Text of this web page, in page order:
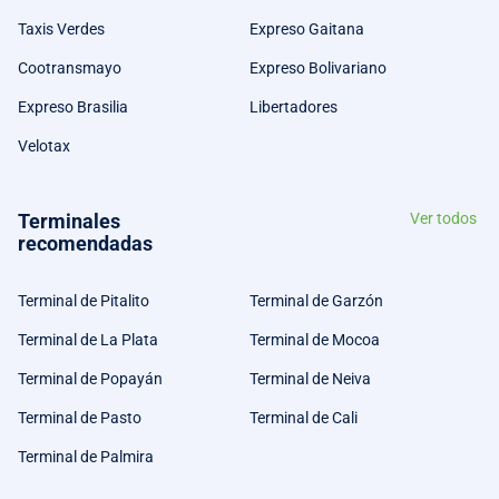
Taxis Verdes Expreso Gaitana
Cootransmayo Expreso Bolivariano
Expreso Brasilia Libertadores
Velotax
Terminales
recomendadas
Ver todos
Terminal de Pitalito Terminal de Garzón
Terminal de La Plata Terminal de Mocoa
Terminal de Popayán Terminal de Neiva
Terminal de Pasto Terminal de Cali
Terminal de Palmira